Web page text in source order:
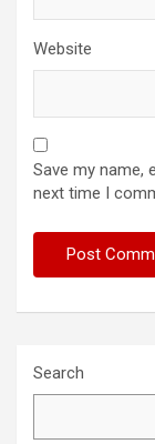
Website
Save my name,
next time I
Search